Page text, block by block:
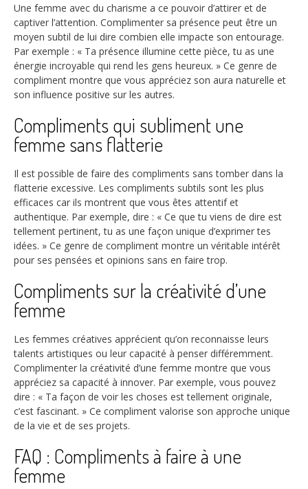
Une femme avec du charisme a ce pouvoir d’attirer et de
captiver l’attention. Complimenter sa présence peut être un
moyen subtil de lui dire combien elle impacte son entourage.
Par exemple : « Ta présence illumine cette pièce, tu as une
énergie incroyable qui rend les gens heureux. » Ce genre de
compliment montre que vous appréciez son aura naturelle et
son influence positive sur les autres.
Compliments qui subliment une
femme sans flatterie
Il est possible de faire des compliments sans tomber dans la
flatterie excessive. Les compliments subtils sont les plus
efficaces car ils montrent que vous êtes attentif et
authentique. Par exemple, dire : « Ce que tu viens de dire est
tellement pertinent, tu as une façon unique d’exprimer tes
idées. » Ce genre de compliment montre un véritable intérêt
pour ses pensées et opinions sans en faire trop.
Compliments sur la créativité d’une
femme
Les femmes créatives apprécient qu’on reconnaisse leurs
talents artistiques ou leur capacité à penser différemment.
Complimenter la créativité d’une femme montre que vous
appréciez sa capacité à innover. Par exemple, vous pouvez
dire : « Ta façon de voir les choses est tellement originale,
c’est fascinant. » Ce compliment valorise son approche unique
de la vie et de ses projets.
FAQ : Compliments à faire à une
femme